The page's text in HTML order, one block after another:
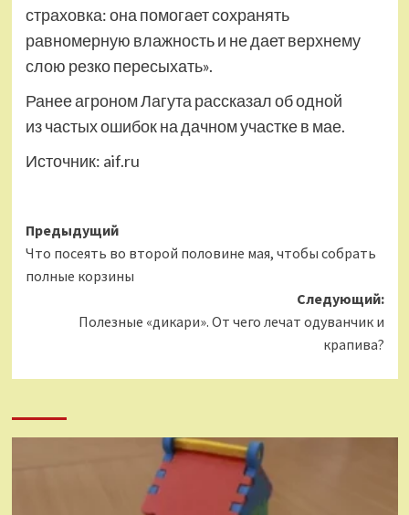
страховка: она помогает сохранять
равномерную влажность и не дает верхнему
слою резко пересыхать».
Ранее агроном Лагута рассказал об одной
из частых ошибок на дачном участке в мае.
Источник: aif.ru
Навигация
записи
Предыдущий
Что посеять во второй половине мая, чтобы собрать
полные корзины
Следующий:
Полезные «дикари». От чего лечат одуванчик и
крапива?